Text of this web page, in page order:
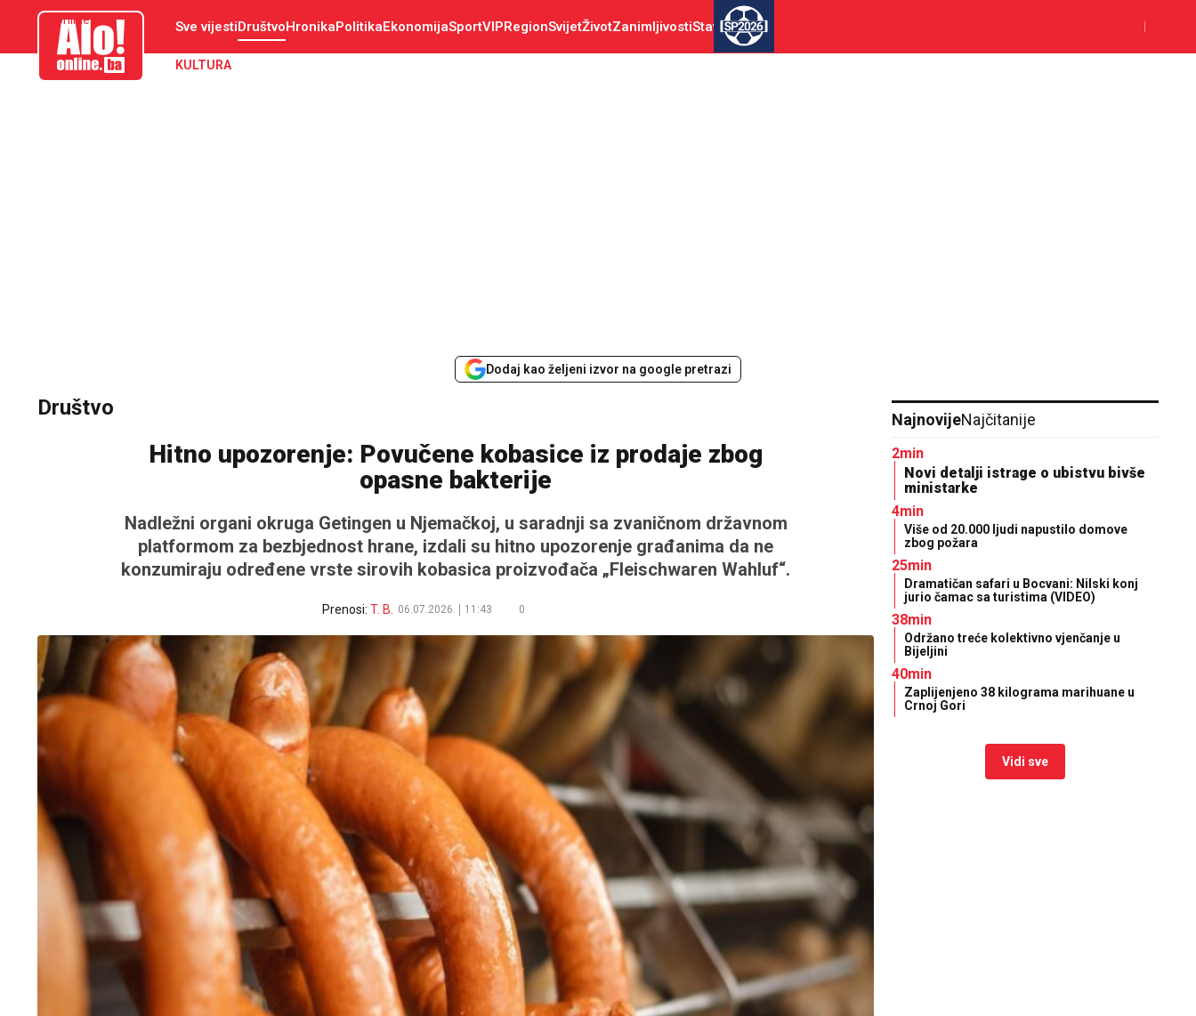
aloonline.ba Sve vijestiDruštvoHronikaPolitikaEkonomijaSportVIPRegionSvijetŽivotZanimljivostiStav SP2026
KULTURA
Dodaj kao željeni izvor na google pretrazi
Društvo
Hitno upozorenje: Povučene kobasice iz prodaje zbog
opasne bakterije
Nadležni organi okruga Getingen u Njemačkoj, u saradnji sa zvaničnom državnom
platformom za bezbjednost hrane, izdali su hitno upozorenje građanima da ne
konzumiraju određene vrste sirovih kobasica proizvođača „Fleischwaren Wahluf“.
Prenosi: T. B. 06.07.2026. 11:43 0
NajnovijeNajčitanije
2min
Novi detalji istrage o ubistvu bivše
ministarke
4min
Više od 20.000 ljudi napustilo domove
zbog požara
25min
Dramatičan safari u Bocvani: Nilski konj
jurio čamac sa turistima (VIDEO)
38min
Održano treće kolektivno vjenčanje u
Bijeljini
40min
Zaplijenjeno 38 kilograma marihuane u
Crnoj Gori
Vidi sve